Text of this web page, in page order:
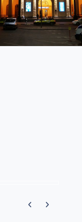
Предыдущий
Следующий